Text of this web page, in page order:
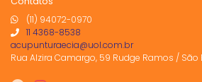
(11) 94072-0970
11 4368-8538
acupunturaecia@uol.com.br
Rua Alzira Camargo, 59 Rudge Ramos /